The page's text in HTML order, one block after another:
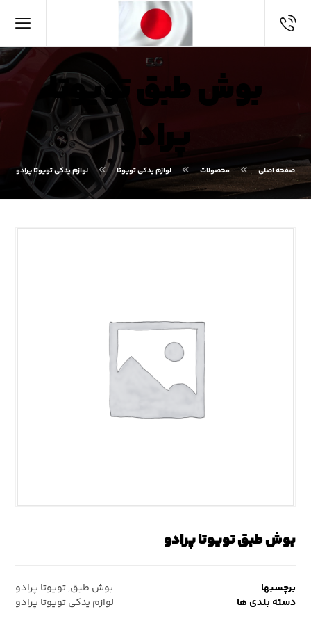
بوش طبق تویوتا
پرادو
صفحه اصلی محصولات لوازم یدکی تویوتا لوازم یدکی تویوتا پرادو
بوش طبق تویوتا پرادو
برچسبها بوش طبق,تویوتا پرادو
دسته بندی ها
لوازم یدکی تویوتا پرادو